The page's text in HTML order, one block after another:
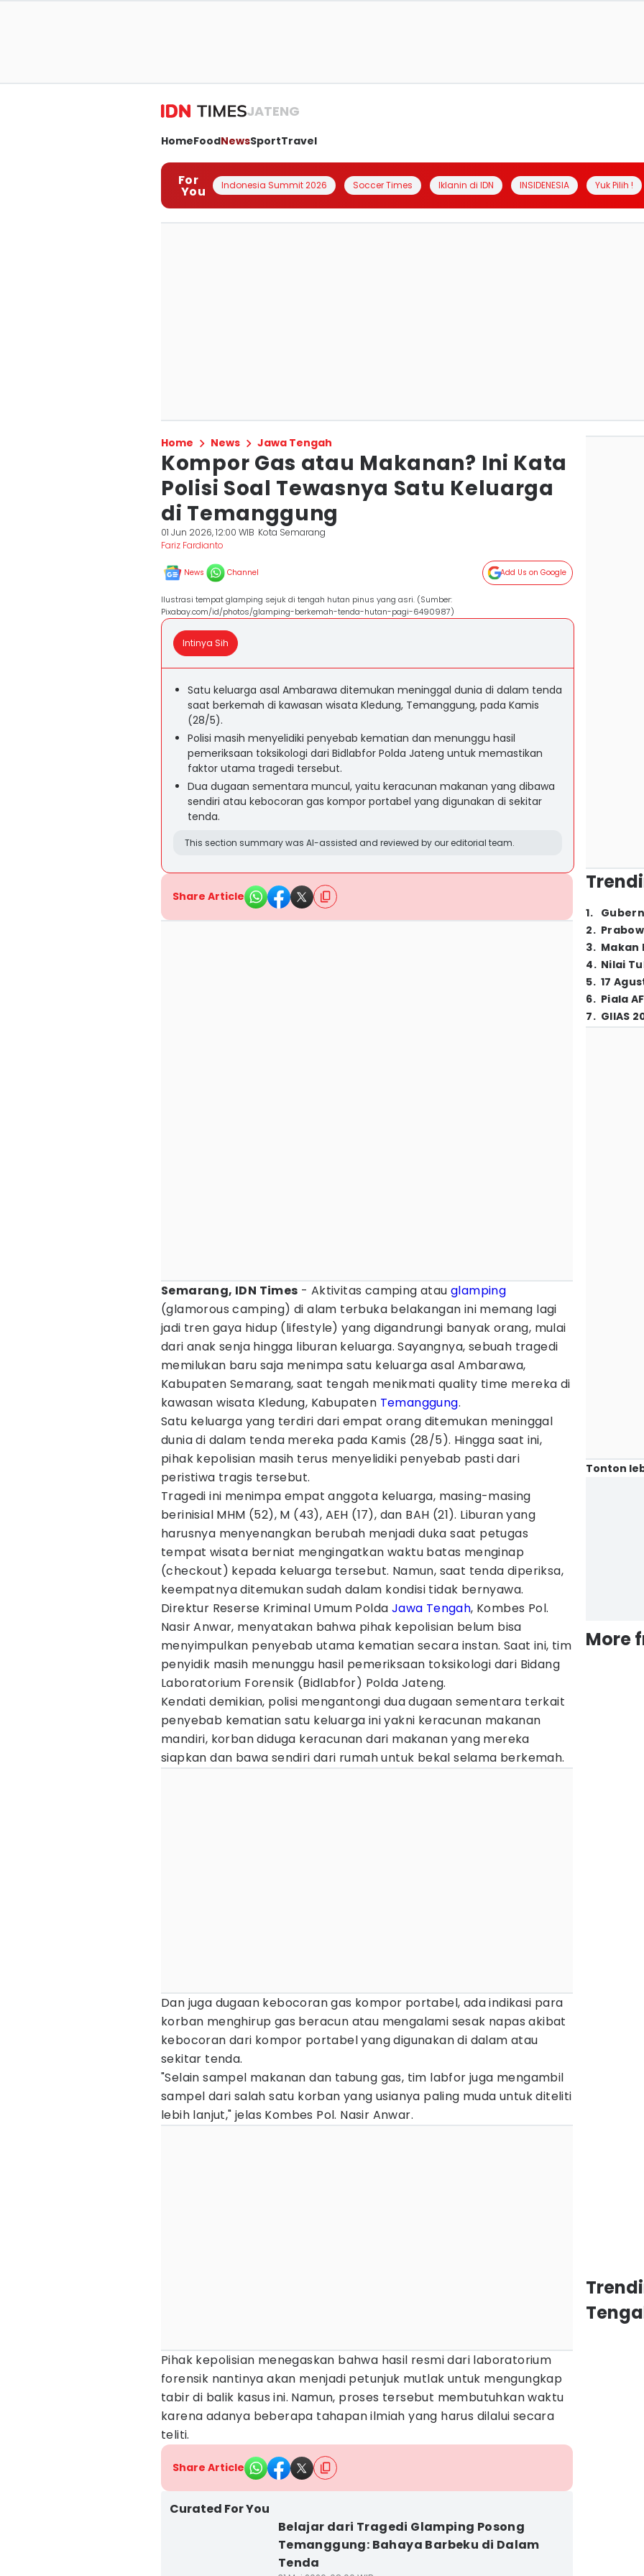
JATENG
HomeFoodNewsSportTravel
For
You Indonesia Summit 2026 Soccer Times Iklanin di IDN INSIDENESIA Yuk Pilih !
Home News Jawa Tengah
Kompor Gas atau Makanan? Ini Kata
Polisi Soal Tewasnya Satu Keluarga
di Temanggung
01 Jun 2026, 12:00 WIB Kota Semarang
Fariz Fardianto
News Channel Add Us on Google
Ilustrasi tempat glamping sejuk di tengah hutan pinus yang asri. (Sumber:
Pixabay.com/id/photos/glamping-berkemah-tenda-hutan-pagi-6490987)
Intinya Sih
Satu keluarga asal Ambarawa ditemukan meninggal dunia di dalam tenda
saat berkemah di kawasan wisata Kledung, Temanggung, pada Kamis
(28/5).
Polisi masih menyelidiki penyebab kematian dan menunggu hasil
pemeriksaan toksikologi dari Bidlabfor Polda Jateng untuk memastikan
faktor utama tragedi tersebut.
Dua dugaan sementara muncul, yaitu keracunan makanan yang dibawa
sendiri atau kebocoran gas kompor portabel yang digunakan di sekitar
tenda.
This section summary was AI-assisted and reviewed by our editorial team.
Share Article
Semarang, IDN Times - Aktivitas camping atauglamping
(glamorous camping) di alam terbuka belakangan ini memang lagi
jadi tren gaya hidup (lifestyle) yang digandrungi banyak orang, mulai
dari anak senja hingga liburan keluarga. Sayangnya, sebuah tragedi
memilukan baru saja menimpa satu keluarga asal Ambarawa,
Kabupaten Semarang, saat tengah menikmati quality time mereka di
kawasan wisata Kledung, Kabupaten Temanggung.
Satu keluarga yang terdiri dari empat orang ditemukan meninggal
dunia di dalam tenda mereka pada Kamis (28/5). Hingga saat ini,
pihak kepolisian masih terus menyelidiki penyebab pasti dari
peristiwa tragis tersebut.
Tragedi ini menimpa empat anggota keluarga, masing-masing
berinisial MHM (52), M (43), AEH (17), dan BAH (21). Liburan yang
harusnya menyenangkan berubah menjadi duka saat petugas
tempat wisata berniat mengingatkan waktu batas menginap
(checkout) kepada keluarga tersebut. Namun, saat tenda diperiksa,
keempatnya ditemukan sudah dalam kondisi tidak bernyawa.
Direktur Reserse Kriminal Umum Polda Jawa Tengah, Kombes Pol.
Nasir Anwar, menyatakan bahwa pihak kepolisian belum bisa
menyimpulkan penyebab utama kematian secara instan. Saat ini, tim
penyidik masih menunggu hasil pemeriksaan toksikologi dari Bidang
Laboratorium Forensik (Bidlabfor) Polda Jateng.
Kendati demikian, polisi mengantongi dua dugaan sementara terkait
penyebab kematian satu keluarga ini yakni keracunan makanan
mandiri, korban diduga keracunan dari makanan yang mereka
siapkan dan bawa sendiri dari rumah untuk bekal selama berkemah.
Dan juga dugaan kebocoran gas kompor portabel, ada indikasi para
korban menghirup gas beracun atau mengalami sesak napas akibat
kebocoran dari kompor portabel yang digunakan di dalam atau
sekitar tenda.
"Selain sampel makanan dan tabung gas, tim labfor juga mengambil
sampel dari salah satu korban yang usianya paling muda untuk diteliti
lebih lanjut," jelas Kombes Pol. Nasir Anwar.
Pihak kepolisian menegaskan bahwa hasil resmi dari laboratorium
forensik nantinya akan menjadi petunjuk mutlak untuk mengungkap
tabir di balik kasus ini. Namun, proses tersebut membutuhkan waktu
karena adanya beberapa tahapan ilmiah yang harus dilalui secara
teliti.
Share Article
Curated For You
Belajar dari Tragedi Glamping Posong
Temanggung: Bahaya Barbeku di Dalam
Tenda
1.
2.
3. Makan
4. Nilai
5. 17
6. Piala
7. GIIAS
Tonton
More